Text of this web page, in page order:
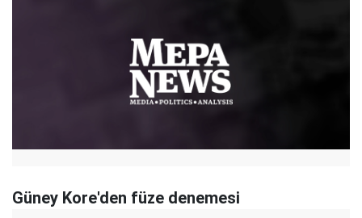
Güney Kore'den füze denemesi